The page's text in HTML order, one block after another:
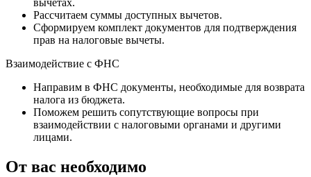
вычетах.
Рассчитаем суммы доступных вычетов.
Сформируем комплект документов для подтверждения
прав на налоговые вычеты.
Взаимодействие с ФНС
Направим в ФНС документы, необходимые для возврата
налога из бюджета.
Поможем решить сопутствующие вопросы при
взаимодействии с налоговыми органами и другими
лицами.
От вас необходимо